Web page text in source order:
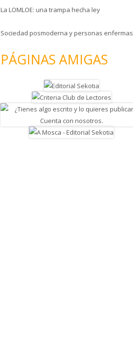
La LOMLOE: una trampa hecha ley
Sociedad posmoderna y personas enfermas
PÁGINAS AMIGAS